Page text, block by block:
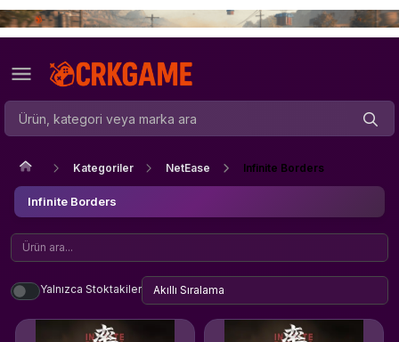
Kategoriler NetEase Infinite Borders
Infinite Borders
Yalnızca Stoktakiler